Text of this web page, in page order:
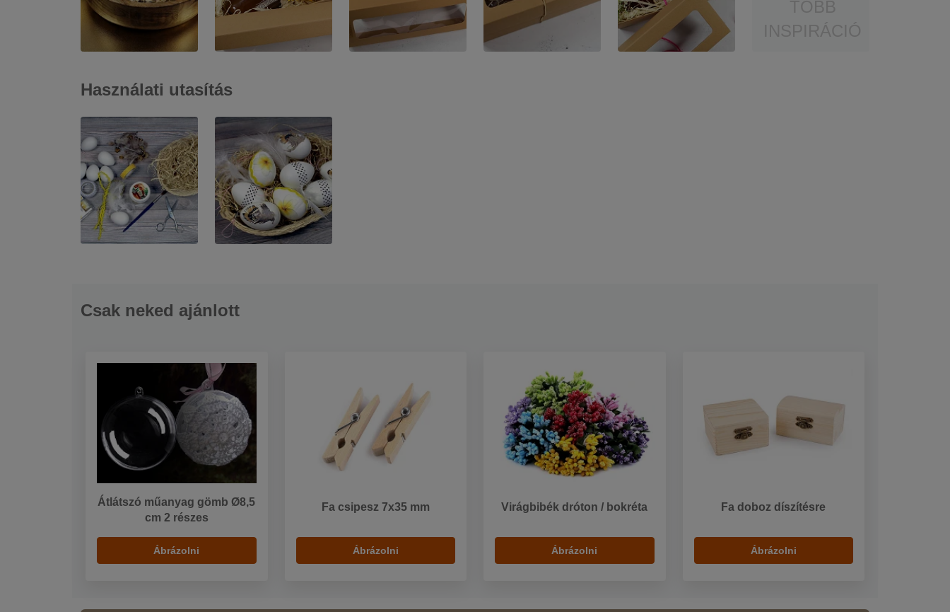
Használati utasítás
Csak neked ajánlott
Átlátszó műanyag gömb Ø8,5
cm 2 részes
Ábrázolni
Fa csipesz 7x35 mm
Ábrázolni
Virágbibék dróton / bokréta
Ábrázolni
Fa doboz díszítésre
Ábrázolni